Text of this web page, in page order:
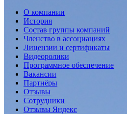
О компании
История
Состав группы компаний
Членство в ассоциациях
Лицензии и сертификаты
Видеоролики
Программное обеспечение
Вакансии
Партнёры
Отзывы
Сотрудники
Отзывы Яндекс